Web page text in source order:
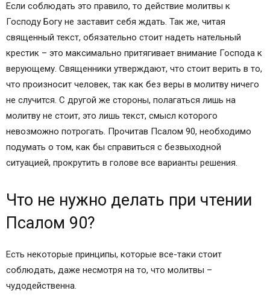
Если соблюдать это правило, то действие молитвы к
Господу Богу не заставит себя ждать. Так же, читая
священный текст, обязательно стоит надеть нательный
крестик – это максимально притягивает внимание Господа к
верующему. Священники утверждают, что стоит верить в то,
что произносит человек, так как без веры в молитву ничего
не случится. С другой же стороны, полагаться лишь на
молитву не стоит, это лишь текст, смысл которого
невозможно потрогать. Прочитав Псалом 90, необходимо
подумать о том, как бы справиться с безвыходной
ситуацией, прокрутить в голове все варианты решения.
Что не нужно делать при чтении
Псалом 90?
Есть некоторые принципы, которые все-таки стоит
соблюдать, даже несмотря на то, что молитвы –
чудодейственна.